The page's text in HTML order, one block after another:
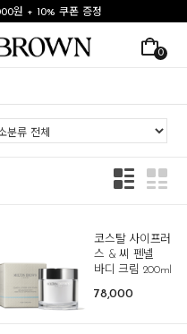
원 + 10% 쿠폰 증정
0
코스탈 사이프러
스 & 씨 펜넬
바디 크림 200ml
78,000